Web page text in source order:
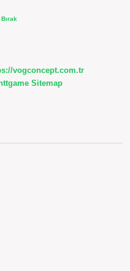
vogconcept.com.tr
Sitemap